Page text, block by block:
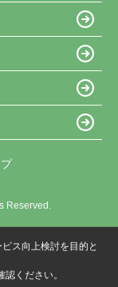
Reserved.
ス向上検討を目的と
認ください。